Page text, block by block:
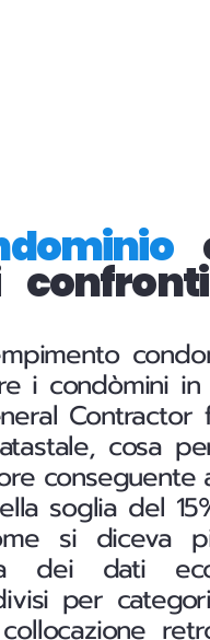
i condòmini
Contractor
cosa
conseguente
soglia del
si diceva
dei dati
per